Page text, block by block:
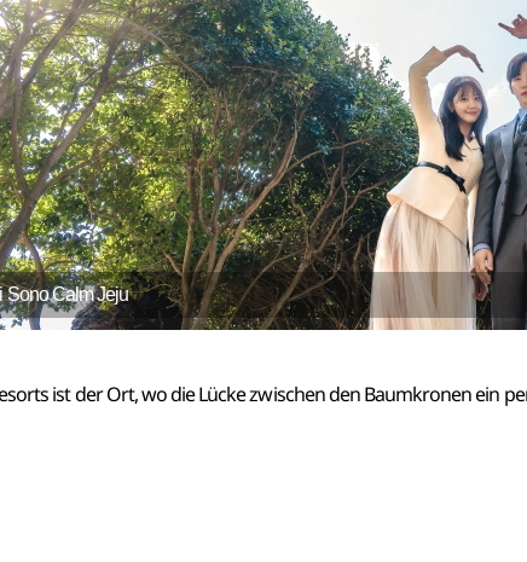
Sono Calm Jeju
ist der Ort, wo die Lücke zwischen den Baumkronen ein